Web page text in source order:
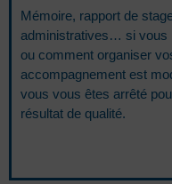
Mémoire, rapport de
administratives… si vous
ou comment organiser
accompagnement est
vous vous êtes arrêté
résultat de qualité.